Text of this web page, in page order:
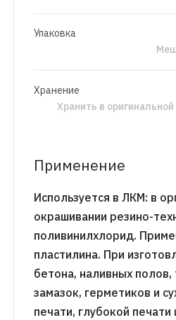
Упаковка
Хранение
Хранить в
Применение
Используется в ЛКМ: в
окрашивании резино-
поливинилхлорид.
пластилина. При
бетона, наливных полов,
замазок, герметиков и
печати, глубокой печати